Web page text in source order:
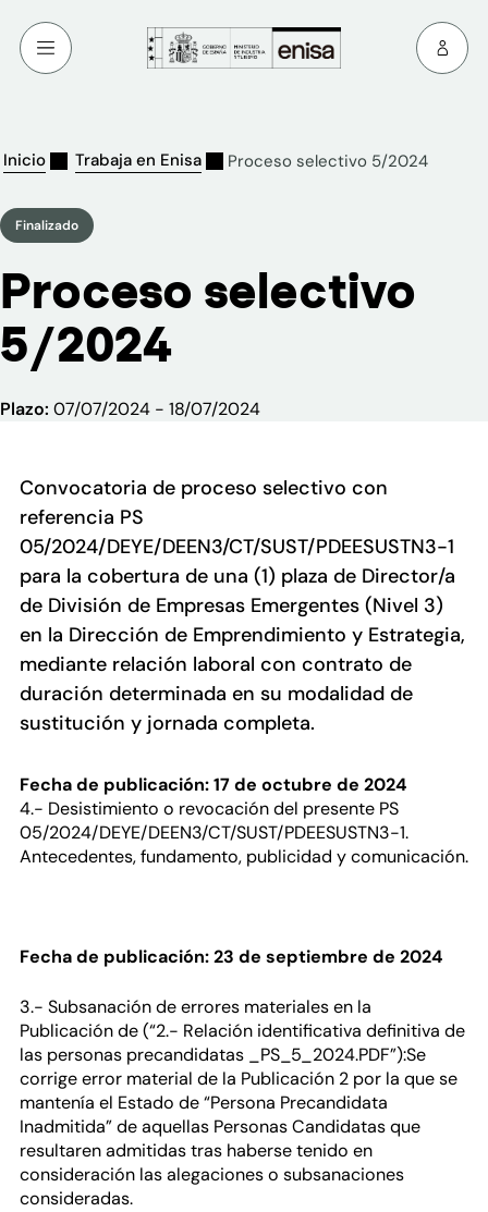
Inicio Trabaja en Enisa Proceso selectivo 5/2024
Finalizado
Proceso selectivo
5/2024
Plazo: 07/07/2024 - 18/07/2024
Convocatoria de proceso selectivo con
referencia PS
05/2024/DEYE/DEEN3/CT/SUST/PDEESUSTN3-1
para la cobertura de una (1) plaza de Director/a
de División de Empresas Emergentes (Nivel 3)
en la Dirección de Emprendimiento y Estrategia,
mediante relación laboral con contrato de
duración determinada en su modalidad de
sustitución y jornada completa.
Fecha de publicación: 17 de octubre de 2024
4.- Desistimiento o revocación del presente PS
05/2024/DEYE/DEEN3/CT/SUST/PDEESUSTN3-1.
Antecedentes, fundamento, publicidad y comunicación.
Fecha de publicación: 23 de septiembre de 2024
3.- Subsanación de errores materiales en la
Publicación de (“2.- Relación identificativa definitiva de
las personas precandidatas _PS_5_2024.PDF”):Se
corrige error material de la Publicación 2 por la que se
mantenía el Estado de “Persona Precandidata
Inadmitida” de aquellas Personas Candidatas que
resultaren admitidas tras haberse tenido en
consideración las alegaciones o subsanaciones
consideradas.